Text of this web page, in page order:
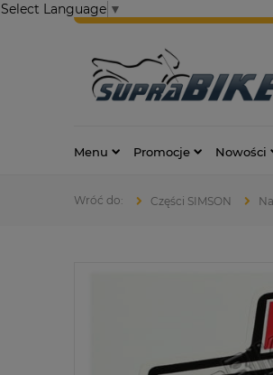
Select Language ▼
Menu Promocje Nowości
Części SIMSON